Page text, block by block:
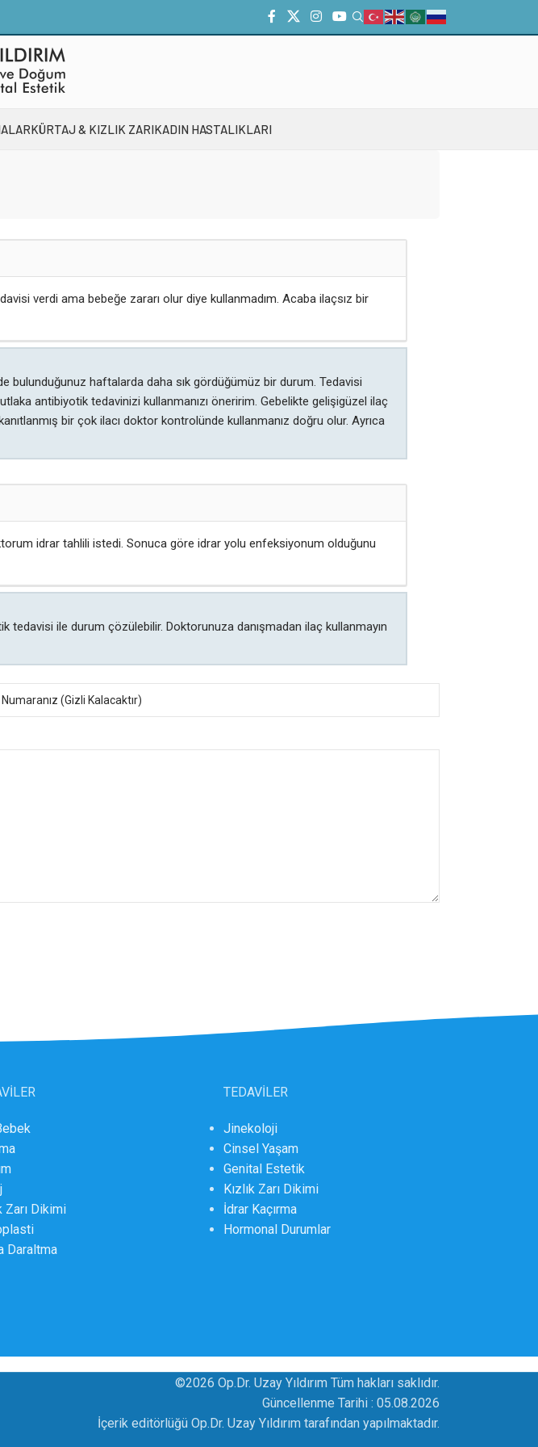
KÜRTAJ & KIZLIK ZARIKADIN HASTALIKLARI
verdi ama bebeğe zararı olur diye kullanmadım. Acaba ilaçsız bir
bulunduğunuz haftalarda daha sık gördüğümüz bir durum. Tedavisi
antibiyotik tedavinizi kullanmanızı öneririm. Gebelikte gelişigüzel ilaç
bir çok ilacı doktor kontrolünde kullanmanız doğru olur. Ayrıca
idrar tahlili istedi. Sonuca göre idrar yolu enfeksiyonum olduğunu
ile durum çözülebilir. Doktorunuza danışmadan ilaç kullanmayın
Zarı Dikimi
Daraltma
TEDAVİLER
Jinekoloji
Cinsel Yaşam
Genital Estetik
Kızlık Zarı Dikimi
İdrar Kaçırma
Hormonal Durumlar
©2026 Op.Dr. Uzay Yıldırım Tüm hakları saklıdır.
Güncellenme Tarihi : 05.08.2026
İçerik editörlüğü Op.Dr. Uzay Yıldırım tarafından yapılmaktadır.